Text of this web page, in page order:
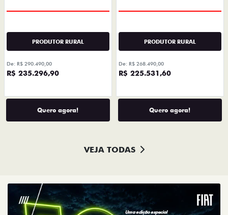
PRODUTOR RURAL
De: R$ 290.490,00
R$ 235.296,90
Quero agora!
PRODUTOR RURAL
De: R$ 268.490,00
R$ 225.531,60
Quero agora!
VEJA TODAS